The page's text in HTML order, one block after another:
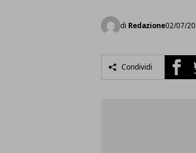
di Redazione02/07/
Condividi